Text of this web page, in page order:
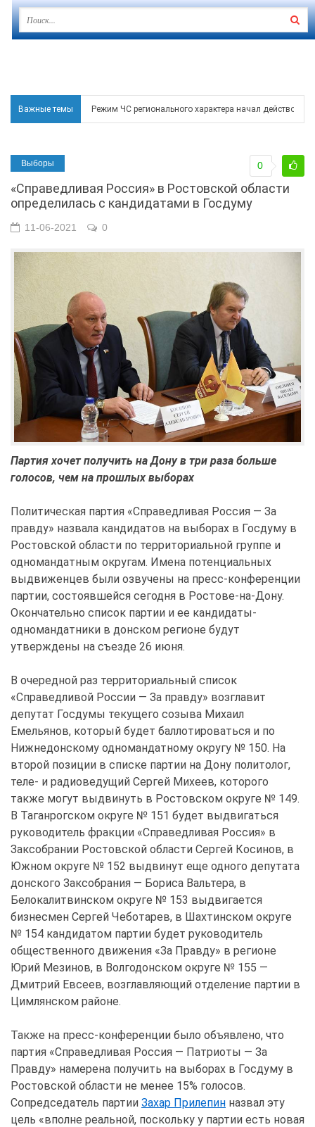
Важные темы Режим ЧС регионального характера начал
В Ростове задержан подозреваемый в ночном
Среди детей, ставших жертвами вражеской атаки в
Около 150 беспилотников прошедшей ночью
Выборы
«Справедливая Россия» в Ростовской области
определилась с кандидатами в Госдуму
0
11-06-2021 0
Партия хочет получить на Дону в три раза больше
голосов, чем на прошлых выборах
Политическая партия «Справедливая Россия — За
правду» назвала кандидатов на выборах в Госдуму в
Ростовской области по территориальной группе и
одномандатным округам. Имена потенциальных
выдвиженцев были озвучены на пресс-конференции
партии, состоявшейся сегодня в Ростове-на-Дону.
Окончательно список партии и ее кандидаты-
одномандатники в донском регионе будут
утверждены на съезде 26 июня.
В очередной раз территориальный список
«Справедливой России — За правду» возглавит
депутат Госдумы текущего созыва Михаил
Емельянов, который будет баллотироваться и по
Нижнедонскому одномандатному округу № 150. На
второй позиции в списке партии на Дону политолог,
теле- и радиоведущий Сергей Михеев, которого
также могут выдвинуть в Ростовском округе № 149.
В Таганрогском округе № 151 будет выдвигаться
руководитель фракции «Справедливая Россия» в
Заксобрании Ростовской области Сергей Косинов, в
Южном округе № 152 выдвинут еще одного депутата
донского Заксобрания — Бориса Вальтера, в
Белокалитвинском округе № 153 выдвигается
бизнесмен Сергей Чеботарев, в Шахтинском округе
№ 154 кандидатом партии будет руководитель
общественного движения «За Правду» в регионе
Юрий Мезинов, в Волгодонском округе № 155 —
Дмитрий Евсеев, возглавляющий отделение партии в
Цимлянском районе.
Также на пресс-конференции было объявлено, что
партия «Справедливая Россия — Патриоты — За
Правду» намерена получить на выборах в Госдуму в
Ростовской области не менее 15% голосов.
Сопредседатель партии Захар Прилепин назвал эту
цель «вполне реальной, поскольку у партии есть новая